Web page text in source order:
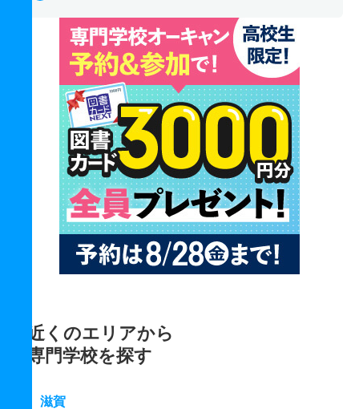
近くのエリアから
専門学校を探す
滋賀